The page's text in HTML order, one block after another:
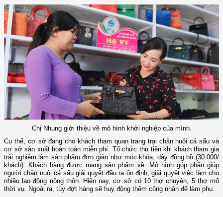
Chị Nhung giới thiệu về mô hình khởi nghiệp của mình.
Cụ thể, cơ sở đang cho khách tham quan trang trại chăn nuôi cá sấu và
cơ sở sản xuất hoàn toàn miễn phí. Tổ chức thu tiền khi khách tham gia
trải nghiệm làm sản phẩm đơn giản như móc khóa, dây đồng hồ (30.000/
khách). Khách hàng được mang sản phẩm về. Mô hình góp phần giúp
người chăn nuôi cá sấu giải quyết đầu ra ổn định, giải quyết việc làm cho
nhiều lao động nông thôn. Hiện nay, cơ sở có 10 thợ chuyên, 5 thợ mổ
thời vụ. Ngoài ra, tùy đợt hàng sẽ huy động thêm công nhân để làm phụ.